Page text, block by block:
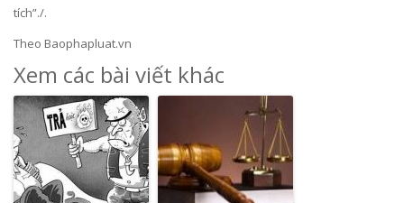
tích”./.
Theo Baophapluat.vn
Xem các bài viết khác